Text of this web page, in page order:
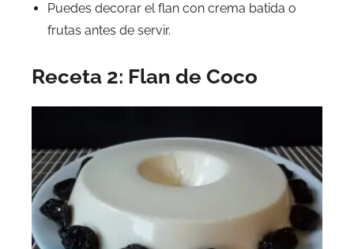
Puedes decorar el flan con crema batida o
frutas antes de servir.
Receta 2: Flan de Coco